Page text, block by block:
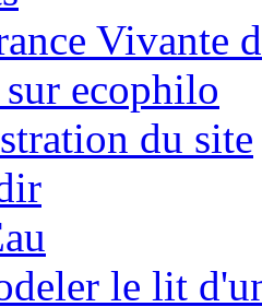
Vivante
ecophilo
du site
le lit